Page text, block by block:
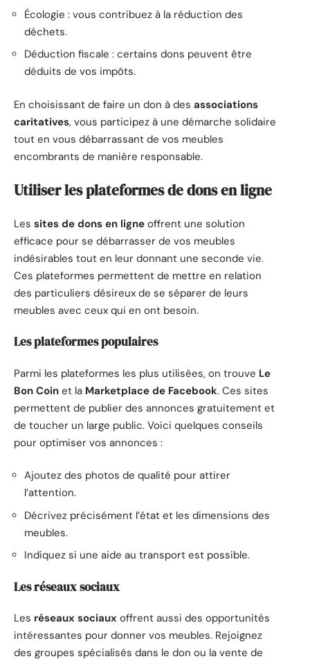
Écologie : vous contribuez à la réduction des
déchets.
Déduction fiscale : certains dons peuvent être
déduits de vos impôts.
En choisissant de faire un don à des associations
caritatives, vous participez à une démarche solidaire
tout en vous débarrassant de vos meubles
encombrants de manière responsable.
Utiliser les plateformes de dons en ligne
Les sites de dons en ligne offrent une solution
efficace pour se débarrasser de vos meubles
indésirables tout en leur donnant une seconde vie.
Ces plateformes permettent de mettre en relation
des particuliers désireux de se séparer de leurs
meubles avec ceux qui en ont besoin.
Les plateformes populaires
Parmi les plateformes les plus utilisées, on trouve Le
Bon Coin et la Marketplace de Facebook. Ces sites
permettent de publier des annonces gratuitement et
de toucher un large public. Voici quelques conseils
pour optimiser vos annonces :
Ajoutez des photos de qualité pour attirer
l’attention.
Décrivez précisément l’état et les dimensions des
meubles.
Indiquez si une aide au transport est possible.
Les réseaux sociaux
Les réseaux sociaux offrent aussi des opportunités
intéressantes pour donner vos meubles. Rejoignez
des groupes spécialisés dans le don ou la vente de